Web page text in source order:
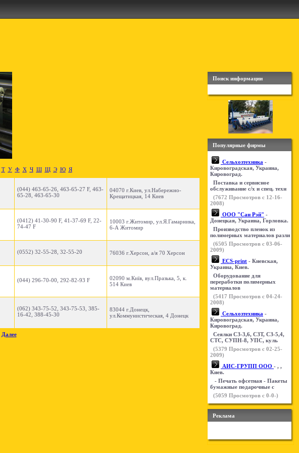
Т У Ф Х Ч Ш Щ Э Ю Я
(044) 463-65-26, 463-65-27 F, 463-
65-28, 463-65-30
04070 г.Киев, ул.Набережно-
Крещатицкая, 14 Киев
(0412) 41-30-90 F, 41-37-69 F, 22-
74-47 F
10003 г.Житомир, ул.Я.Гамарника,
6-А Житомир
(0552) 32-55-28, 32-55-20 76036 г.Херсон, а/я 70 Херсон
(044) 296-70-00, 292-82-93 F
02090 м.Київ, вул.Празька, 5, к.
514 Киев
(062) 343-75-52, 343-75-53, 385-
16-42, 388-45-30
83044 г.Донецк,
ул.Коммунистическая, 4 Донецк
Далее
Поиск информации
Популярные фирмы
Сельхозтехника -
Кировоградская, Украина,
Кировоград.
Поставка и сервисное
обслуживание с/х и спец. техн
(7672 Просмотров с 12-16-
2008)
ООО "Сан Рэй" -
Донецкая, Украина, Горловка.
Производство пленок из
полимерных материалов разли
(6505 Просмотров с 03-06-
2009)
ECS-print - Киевская,
Украина, Киев.
Оборудование для
переработки полимерных
материалов
(5417 Просмотров с 04-24-
2008)
Сельхозтехника -
Кировоградская, Украина,
Кировоград.
Сеялки СЗ-3,6, СЗТ, СЗ-5,4,
СТС, СУПН-8, УПС, куль
(5379 Просмотров с 02-25-
2009)
АИС-ГРУПП ООО - , ,
Киев.
- Печать офсетная - Пакеты
бумажные подарочные с
(5059 Просмотров с 0-0-)
Реклама